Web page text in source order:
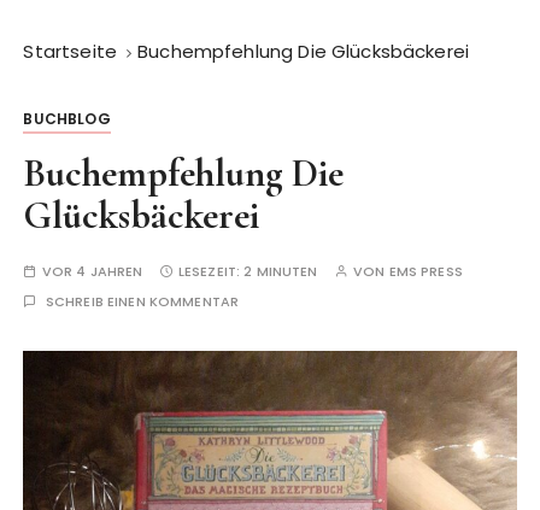
Startseite Buchempfehlung Die Glücksbäckerei
BUCHBLOG
Buchempfehlung Die
Glücksbäckerei
VOR 4 JAHREN LESEZEIT:2 MINUTEN VON EMS PRESS
SCHREIB EINEN KOMMENTAR